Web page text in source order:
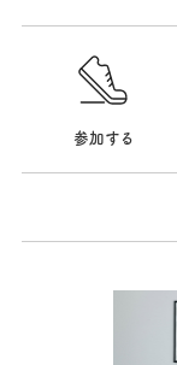
参加する